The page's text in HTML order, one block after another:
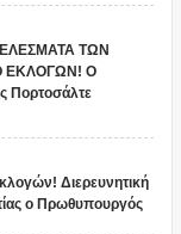
ΤΩΝ
ΕΚΛΟΓΩΝ! Ο
Πορτοσάλτε
Διερευνητική
ο Πρωθυπουργός